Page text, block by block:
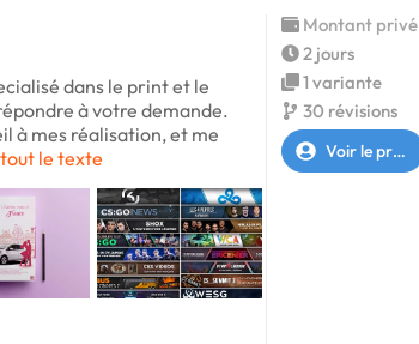
dans le print et le
à votre demande.
à mes réalisation, et me
le texte
Montant privé
2 jours
1 variante
30 révisions
Voir le profil